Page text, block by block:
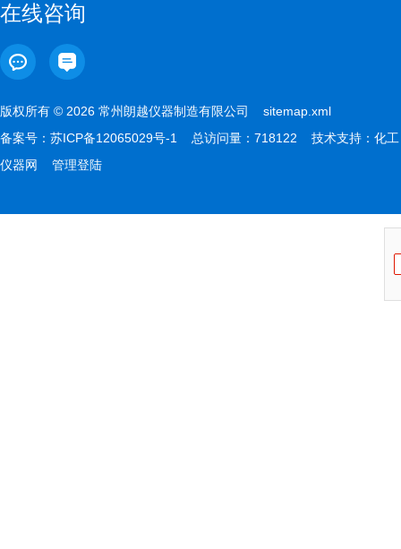
在线咨询
版权所有 © 2026 常州朗越仪器制造有限公司 sitemap.xml
备案号： 苏ICP备12065029号-1 总访问量：718122 技术支持： 化工
仪器网
管理登陆